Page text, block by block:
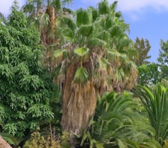
to search or ESC to close